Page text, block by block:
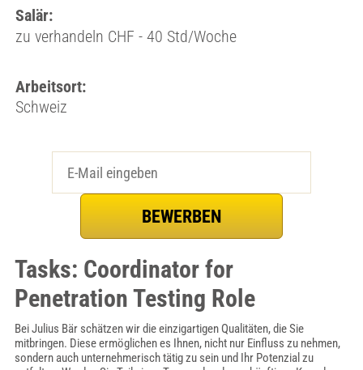
Salär:
zu verhandeln CHF - 40 Std/Woche
Arbeitsort:
Schweiz
Tasks: Coordinator for
Penetration Testing Role
Bei Julius Bär schätzen wir die einzigartigen Qualitäten, die Sie
mitbringen. Diese ermöglichen es Ihnen, nicht nur Einfluss zu nehmen,
sondern auch unternehmerisch tätig zu sein und Ihr Potenzial zu